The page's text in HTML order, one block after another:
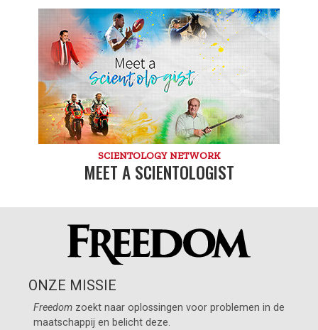
SCIENTOLOGY NETWORK
MEET A SCIENTOLOGIST
ONZE MISSIE
Freedom zoekt naar oplossingen voor problemen in de
maatschappij en belicht deze.